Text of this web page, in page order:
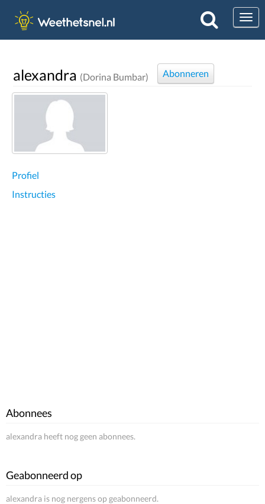
alexandra (Dorina Bumbar) Abonneren
Profiel
Instructies
Abonnees
alexandra heeft nog geen abonnees.
Geabonneerd op
alexandra is nog nergens op geabonneerd.